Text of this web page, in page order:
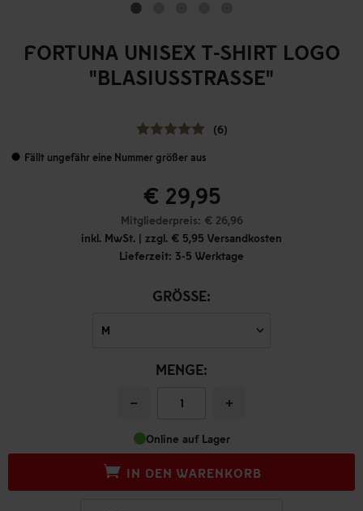
FORTUNA UNISEX T-SHIRT LOGO
"BLASIUSSTRASSE"
(6)
Fällt ungefähr eine Nummer größer aus
€ 29,95
Mitgliederpreis: € 26,96
inkl. MwSt. | zzgl. € 5,95 Versandkosten
Lieferzeit: 3-5 Werktage
GRÖSSE:
MENGE:
− +
Online auf Lager
IN DEN WARENKORB